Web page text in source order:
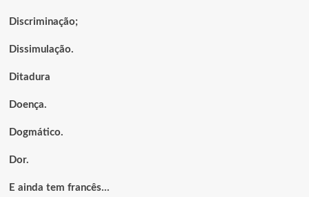
Discriminação;
Dissimulação.
Ditadura
Doença.
Dogmático.
Dor.
E ainda tem francês…